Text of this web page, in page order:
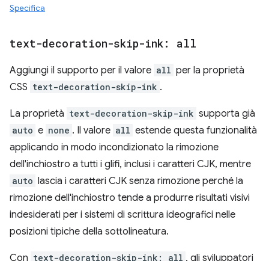
Specifica
text-decoration-skip-ink: all
Aggiungi il supporto per il valore all per la proprietà
CSS text-decoration-skip-ink .
La proprietà text-decoration-skip-ink supporta già
auto e none . Il valore all estende questa funzionalità
applicando in modo incondizionato la rimozione
dell'inchiostro a tutti i glifi, inclusi i caratteri CJK, mentre
auto lascia i caratteri CJK senza rimozione perché la
rimozione dell'inchiostro tende a produrre risultati visivi
indesiderati per i sistemi di scrittura ideografici nelle
posizioni tipiche della sottolineatura.
Con text-decoration-skip-ink: all , gli sviluppatori